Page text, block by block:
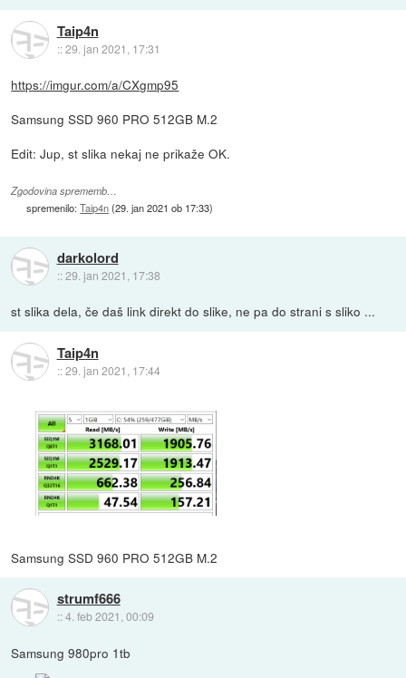
Taip4n
::29. jan 2021, 17:31
https://imgur.com/a/CXgmp95
Samsung SSD 960 PRO 512GB M.2
Edit: Jup, st slika nekaj ne prikaže OK.
Zgodovina sprememb…
spremenilo:Taip4n(29. jan 2021 ob 17:33)
darkolord
::29. jan 2021, 17:38
st slika dela, če daš link direkt do slike, ne pa do strani s sliko ...
Taip4n
::29. jan 2021, 17:44
Samsung SSD 960 PRO 512GB M.2
strumf666
::4. feb 2021, 00:09
Samsung 980pro 1tb